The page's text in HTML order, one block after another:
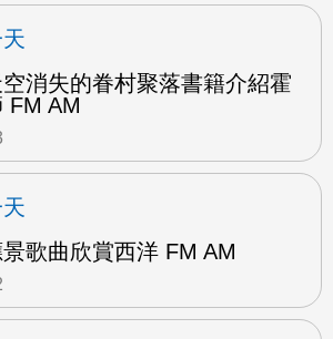
消失的眷村聚落書籍介紹霍
FM AM
歌曲欣賞西洋 FM AM